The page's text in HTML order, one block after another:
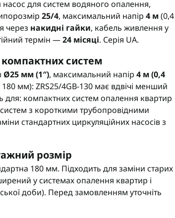
для систем водяного опалення,
25/4, максимальний напір 4 м(0,4
через накидні гайки, кабель живлення у
термін —24 місяці. Серія UA.
систем
Ø25 мм (1″), максимальний напір 4 м (0,4
мм): ZRS25/4GB-130 має вдвічі менший
для: компактних систем опалення квартир
з короткими трубопровідними
стандартних циркуляційних насосів з
розмір
180 мм. Підходить для заміни старих
у системах опалення квартир і
доби). Перед замовленням уточніть